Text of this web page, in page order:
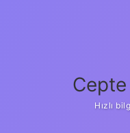
Cepte
Hızlı